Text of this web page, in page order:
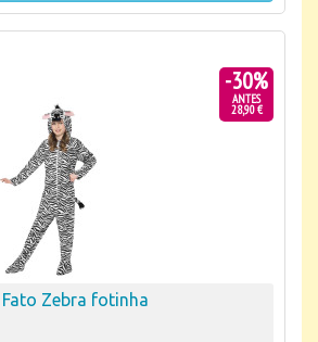
-30%
ANTES
28,90 €
Fato Zebra fotinha